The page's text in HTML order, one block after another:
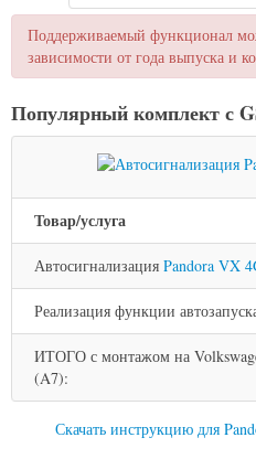
Поддерживаемый функционал
зависимости от года выпуска и
Популярный комплект с
Товар/услуга
Автосигнализация Pandora VX
Реализация функции
ИТОГО с монтажом на
(A7):
Скачать инструкцию для